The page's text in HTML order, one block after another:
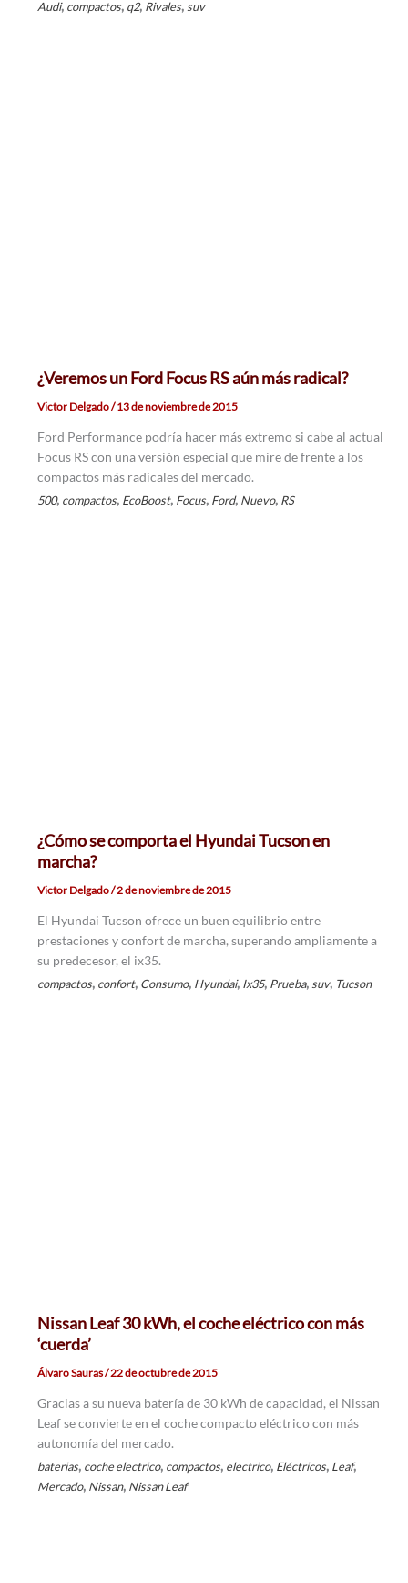
Audi, compactos, q2, Rivales, suv
¿Veremos un Ford Focus RS aún más radical?
Victor Delgado/13 de noviembre de 2015
Ford Performance podría hacer más extremo si cabe al actual
Focus RS con una versión especial que mire de frente a los
compactos más radicales del mercado.
500, compactos, EcoBoost, Focus, Ford, Nuevo, RS
¿Cómo se comporta el Hyundai Tucson en
marcha?
Victor Delgado/2 de noviembre de 2015
El Hyundai Tucson ofrece un buen equilibrio entre
prestaciones y confort de marcha, superando ampliamente a
su predecesor, el ix35.
compactos, confort, Consumo, Hyundai, Ix35, Prueba, suv, Tucson
Nissan Leaf 30 kWh, el coche eléctrico con más
‘cuerda’
Álvaro Sauras/22 de octubre de 2015
Gracias a su nueva batería de 30 kWh de capacidad, el Nissan
Leaf se convierte en el coche compacto eléctrico con más
autonomía del mercado.
baterias, coche electrico, compactos, electrico, Eléctricos, Leaf,
Mercado, Nissan, Nissan Leaf